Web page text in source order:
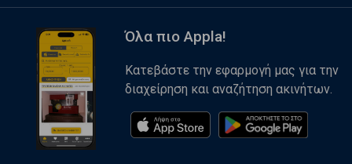
Όλα πιο Appla!
Κατεβάστε την εφαρμογή μας για την
διαχείρηση και αναζήτηση ακινήτων.